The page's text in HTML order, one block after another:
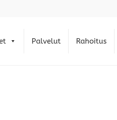
Palvelut Rahoitus